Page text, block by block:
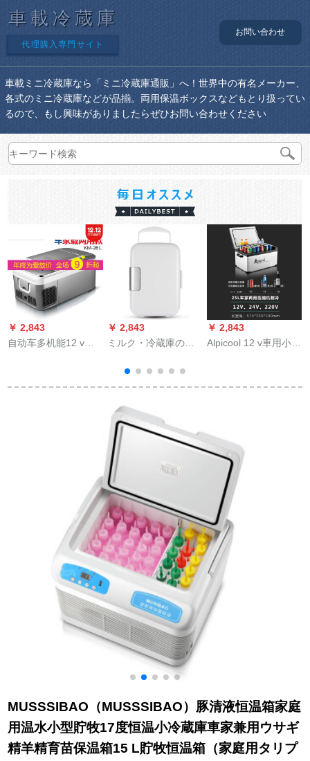
車載冷蔵庫
代理購入専門サイト
お問い合わせ
車載ミニ冷蔵庫なら「ミニ冷蔵庫通販」へ！世界中の有名メーカー、
各式のミニ冷蔵庫などが品揃。両用保温ボックスなどもとり扱ってい
るので、もし興味がありましたらぜひお問い合わせください
￥ 2,843
自动车多机能12 v车
蔵库シングア式家庭
￥ 2,843
ミルク・冷蔵庫の小
粧品のスキケア・冷
蔵庫の寮は専門用の
乳製品の保冷のマス
スクの箱の迷mini赤
ちゃんの乳の冷蔵庫
の4 L白い車を保管し
て車の電源の糸を使
用します。
￥ 2,843
Alpicool 12 v車用小型
50リット大容量车家
MUSSSIBAO（MUSSSIBAO）豚清液恒温箱家庭
用温水小型貯牧17度恒温小冷蔵庫車家兼用ウサギ
精羊精育苗保温箱15 L貯牧恒温箱（家庭用タリプ